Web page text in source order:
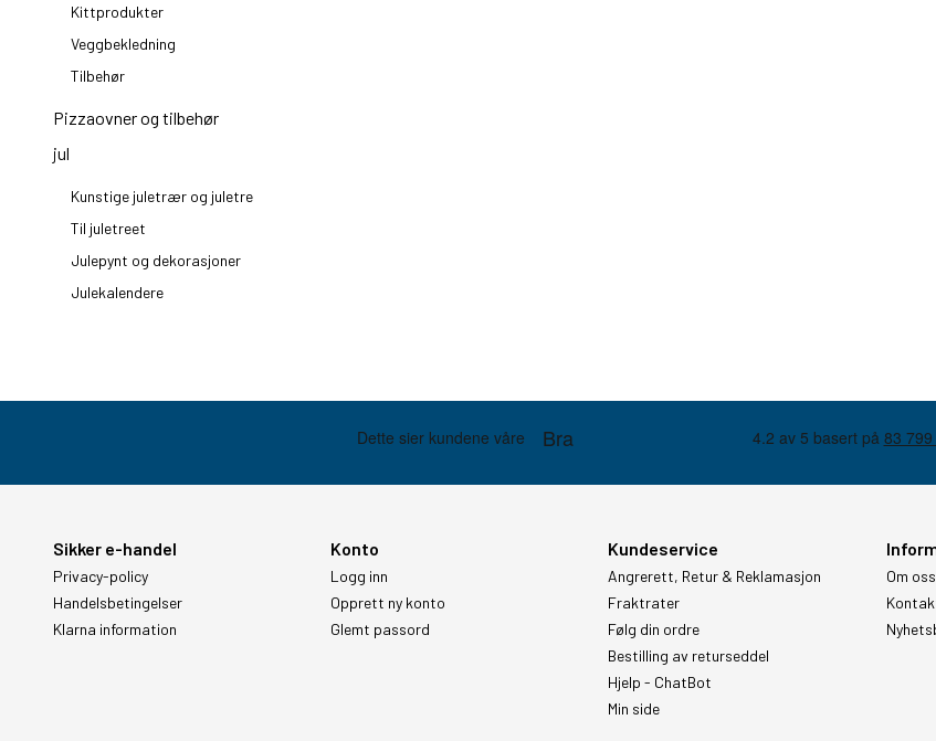
Kittprodukter
Veggbekledning
Tilbehør
Pizzaovner og tilbehør
jul
Kunstige juletrær og juletre
Til juletreet
Julepynt og dekorasjoner
Julekalendere
Sikker e-handel
Privacy-policy
Handelsbetingelser
Klarna information
Konto
Logg inn
Opprett ny konto
Glemt passord
Kundeservice
Angrerett, Retur & Reklamasjon
Fraktrater
Følg din ordre
Bestilling av returseddel
Hjelp - ChatBot
Min side
Om oss